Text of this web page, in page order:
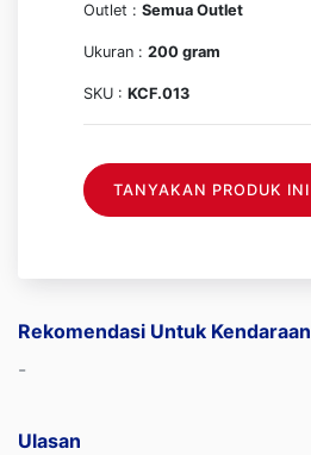
Outlet : Semua Outlet
Ukuran : 200 gram
SKU : KCF.013
TANYAKAN PRODUK INI
Rekomendasi Untuk Kendaraan
-
Ulasan